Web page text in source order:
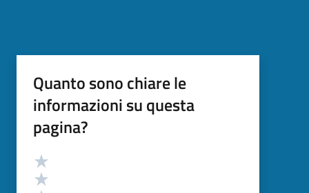
Quanto sono chiare le
informazioni su questa
pagina?
Valutazione